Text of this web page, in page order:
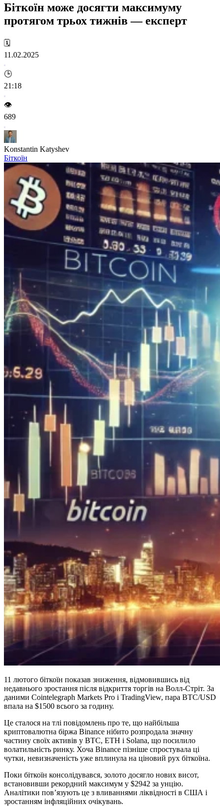
Біткоїн може досягти максимуму
протягом трьох тижнів — експерт
🗓️
11.02.2025
🕒
21:18
👁️
689
Konstantin Katyshev
Біткоїн
11 лютого біткоїн показав зниження, відмовившись від
недавнього зростання після відкриття торгів на Волл-Стріт. За
даними Cointelegraph Markets Pro і TradingView, пара BTC/USD
впала на $1500 всього за годину.
Це сталося на тлі повідомлень про те, що найбільша
криптовалютна біржа Binance нібито розпродала значну
частину своїх активів у BTC, ETH і Solana, що посилило
волатильність ринку. Хоча Binance пізніше спростувала ці
чутки, невизначеність уже вплинула на ціновий рух біткоїна.
Поки біткоїн консолідувався, золото досягло нових висот,
встановивши рекордний максимум у $2942 за унцію.
Аналітики пов’язують це з вливаннями ліквідності в США і
зростанням інфляційних очікувань.